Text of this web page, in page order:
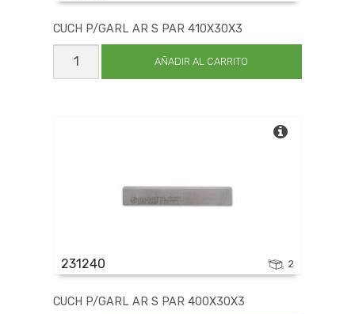
CUCH P/GARL AR S PAR 410X30X3
CUCH
P/GARL
AÑADIR AL CARRITO
231240 2
CUCH P/GARL AR S PAR 400X30X3